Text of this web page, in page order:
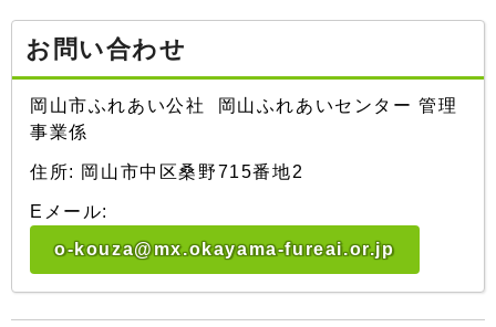
お問い合わせ
岡山市ふれあい公社 岡山ふれあいセンター 管理
事業係
住所: 岡山市中区桑野715番地2
Eメール:
o-kouza@mx.okayama-fureai.or.jp